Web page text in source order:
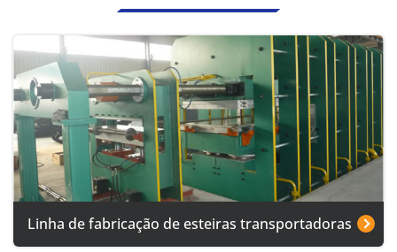
Linha de fabricação de esteiras transportadoras